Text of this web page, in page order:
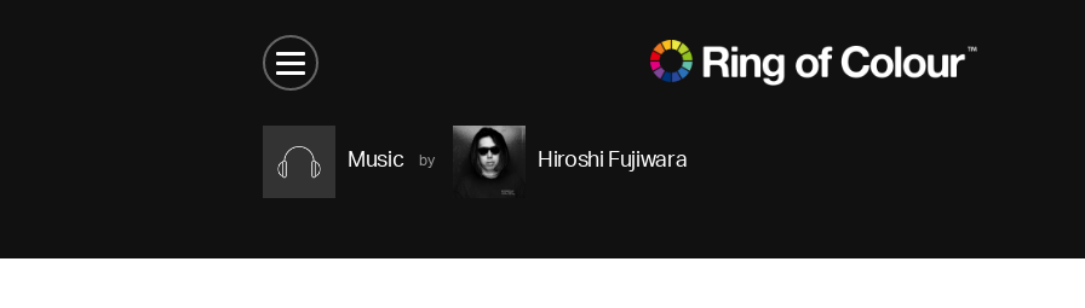
Music Hiroshi Fujiwara